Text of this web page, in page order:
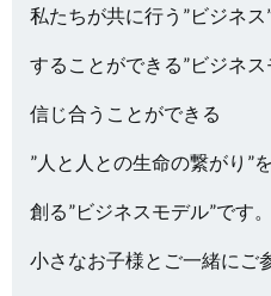
私たちが共に行う”ビジネス
することができる”ビジネス
信じ合うことができる
”人と人との生命の繋がり”を
創る”ビジネスモデル”です。
小さなお子様とご一緒にご